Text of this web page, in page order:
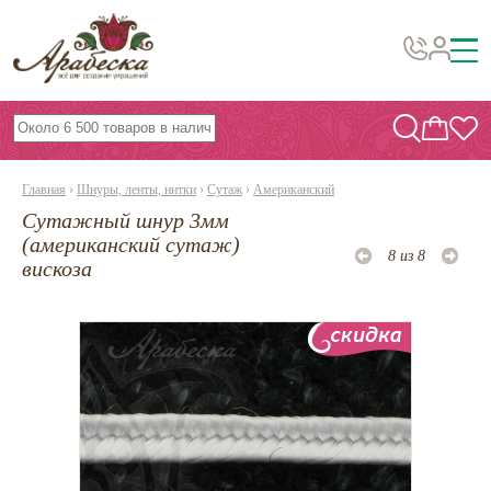
Бусины, подвески, декор
Бисер
Фурнитура
Проволока
Инструменты и материалы
Эпоксидная смола
Шнуры, ленты, нитки
По темам и сезонам
Главная › Шнуры, ленты, нитки › Сутаж › Американский
Сутажный шнур 3мм
(американский сутаж)
вискоза
8 из 8